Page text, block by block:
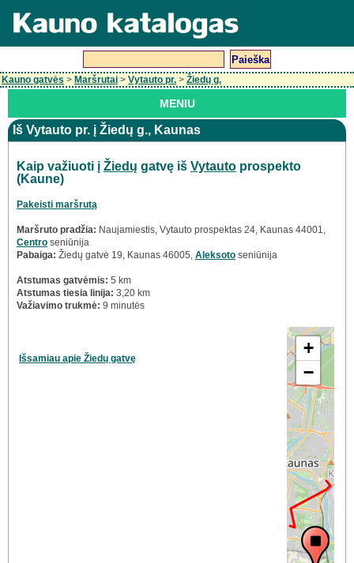
Kauno gatvės > Maršrutai > Vytauto pr. > Žiedų g.
MENIU
Iš Vytauto pr. į Žiedų g., Kaunas
Kaip važiuoti į Žiedų gatvę iš Vytauto prospekto
(Kaune)
Pakeisti maršrutą
Maršruto pradžia: Naujamiestis, Vytauto prospektas 24, Kaunas 44001,
Centro seniūnija
Pabaiga: Žiedų gatvė 19, Kaunas 46005, Aleksoto seniūnija
Atstumas gatvėmis: 5 km
Atstumas tiesia linija: 3,20 km
Važiavimo trukmė: 9 minutės
Išsamiau apie Žiedų gatvę
+
−